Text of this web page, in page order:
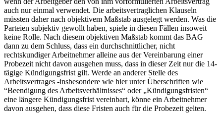
auch nur einmal verwendet. Die arbeitsvertraglichen Klauseln
müssten daher nach objektivem Maßstab ausgelegt werden. Was die
Parteien subjektiv gewollt haben, spiele in diesen Fällen insoweit
keine Rolle. Nach diesem objektiven Maßstab kommt das BAG
dann zu dem Schluss, dass ein durchschnittlicher, nicht
rechtskundiger Arbeitnehmer alleine aus der Vereinbarung einer
Probezeit nicht davon ausgehen muss, dass in dieser Zeit nur die 14-
tägige Kündigungsfrist gilt. Werde an anderer Stelle des
Arbeitsvertrages -insbesondere wie hier unter Überschriften wie
“Beendigung des Arbeitsverhältnisses“ oder „Kündigungsfristen“
eine längere Kündigungsfrist vereinbart, könne ein Arbeitnehmer
davon ausgehen, dass diese Fristen auch für die Probezeit gelten.